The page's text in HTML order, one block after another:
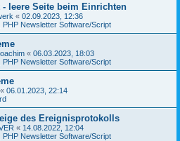
leere Seite beim Einrichten
« 02.09.2023, 12:36
PHP Newsletter Software/Script
« 06.03.2023, 18:03
PHP Newsletter Software/Script
« 06.01.2023, 22:14
des Ereignisprotokolls
« 14.08.2022, 12:04
PHP Newsletter Software/Script